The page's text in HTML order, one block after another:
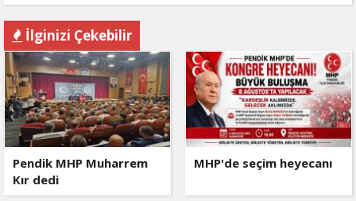
İlginizi Çekebilir
Pendik MHP Muharrem
Kır dedi
MHP'de seçim heyecanı